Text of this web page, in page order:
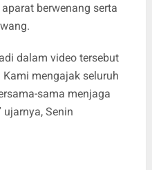
berwenang serta
dalam video tersebut
mengajak seluruh
sama menjaga
ujarnya, Senin